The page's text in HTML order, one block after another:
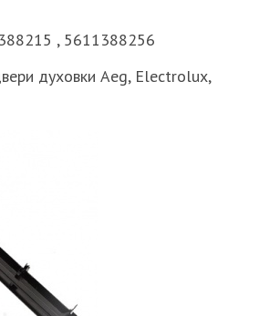
, 5611388256
духовки Aeg, Electrolux,